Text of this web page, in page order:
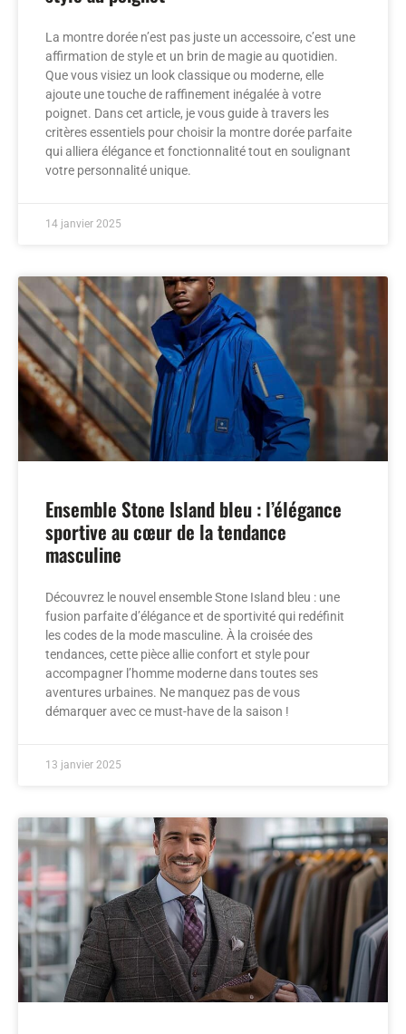
La montre dorée n’est pas juste un accessoire, c’est une
affirmation de style et un brin de magie au quotidien.
Que vous visiez un look classique ou moderne, elle
ajoute une touche de raffinement inégalée à votre
poignet. Dans cet article, je vous guide à travers les
critères essentiels pour choisir la montre dorée parfaite
qui alliera élégance et fonctionnalité tout en soulignant
votre personnalité unique.
14 janvier 2025
Ensemble Stone Island bleu : l’élégance
sportive au cœur de la tendance
masculine
Découvrez le nouvel ensemble Stone Island bleu : une
fusion parfaite d’élégance et de sportivité qui redéfinit
les codes de la mode masculine. À la croisée des
tendances, cette pièce allie confort et style pour
accompagner l’homme moderne dans toutes ses
aventures urbaines. Ne manquez pas de vous
démarquer avec ce must-have de la saison !
13 janvier 2025